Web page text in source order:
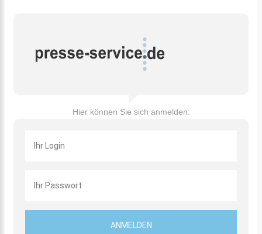
Hier können Sie sich anmelden: